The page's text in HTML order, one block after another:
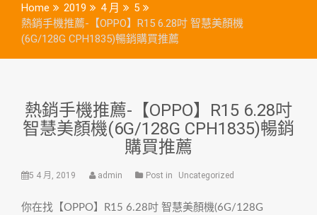
Home 2019 4 月
5
熱銷手機推薦-【OPPO】R15 6.28吋 智慧美顏機
(6G/128G CPH1835)暢銷購買推薦
熱銷手機推薦-【OPPO】R15 6.28吋
智慧美顏機(6G/128G CPH1835)暢銷
購買推薦
5 4 月, 2019 admin Post in Uncategorized
你在找【OPPO】R15 6.28吋 智慧美顏機(6G/128G